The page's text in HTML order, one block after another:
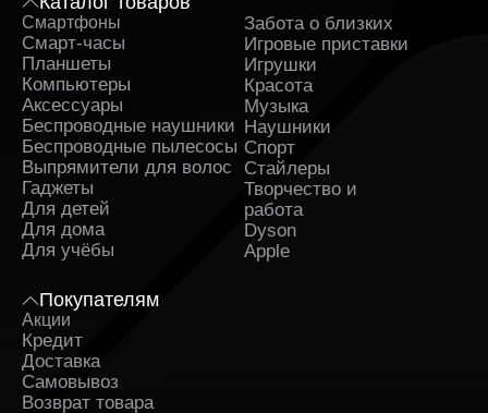
Смартфоны
Смарт-часы
Планшеты
Компьютеры
Аксессуары
Беспроводные наушники
Беспроводные пылесосы
Выпрямители для волос
Гаджеты
Для детей
Для дома
Для учёбы
Забота о близких
Игровые приставки
Игрушки
Красота
Музыка
Наушники
Спорт
Стайлеры
Творчество и
работа
Dyson
Apple
Покупателям
Акции
Кредит
Доставка
Самовывоз
Возврат товара